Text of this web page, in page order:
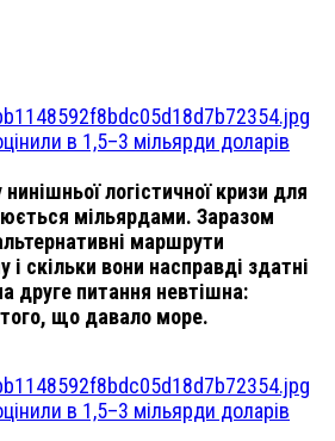
в 1,5–3 мільярди доларів
логістичної кризи для
мільярдами. Заразом
маршрути
скільки вони насправді здатні
друге питання невтішна:
що давало море.
в 1,5–3 мільярди доларів